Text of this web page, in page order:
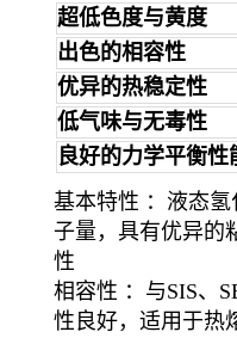
超低色度与黄度
出色的相容性
优异的热稳定性
低气味与无毒性
良好的力学平衡性
基本特性 ：液态
子量，具有优异的
性
相容性 ：与SIS、
性良好，适用于热